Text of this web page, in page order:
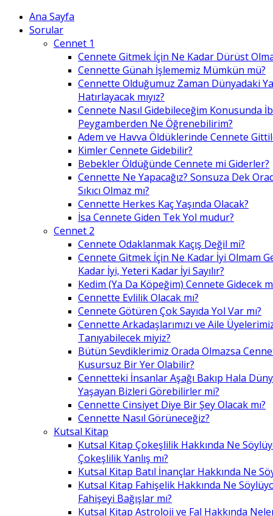
Ana Sayfa
Sorular
Cennet 1
Cennete Gitmek İçin Ne Kadar Dürüst
Cennette Günah İşlememiz Mümkün mü?
Cennette Olduğumuz Zaman Dünyadaki
Hatırlayacak mıyız?
Cennete Nasıl Gidebileceğim Konusunda
Peygamberden Ne Öğrenebilirim?
Adem ve Havva Öldüklerinde Cennete
Kimler Cennete Gidebilir?
Bebekler Öldüğünde Cennete mi Giderler?
Cennette Ne Yapacağız? Sonsuza Dek
Sıkıcı Olmaz mı?
Cennette Herkes Kaç Yaşında Olacak?
İsa Cennete Giden Tek Yol mudur?
Cennet 2
Cennete Odaklanmak Kaçış Değil mi?
Cennete Gitmek İçin Ne Kadar İyi Olmam
Kadar İyi, Yeteri Kadar İyi Sayılır?
Kedim (Ya Da Köpeğim) Cennete Gidecek
Cennette Evlilik Olacak mı?
Cennete Götüren Çok Sayıda Yol Var mı?
Cennette Arkadaşlarımızı ve Aile
Tanıyabilecek miyiz?
Bütün Sevdiklerimiz Orada Olmazsa
Kusursuz Bir Yer Olabilir?
Cennetteki İnsanlar Aşağı Bakıp Hala
Yaşayan Bizleri Görebilirler mi?
Cennette Cinsiyet Diye Bir Şey Olacak mı?
Cennette Nasıl Görüneceğiz?
Kutsal Kitap
Kutsal Kitap Çokeşlilik Hakkında Ne
Çokeşlilik Yanlış mı?
Kutsal Kitap Batıl İnançlar Hakkında Ne
Kutsal Kitap Fahişelik Hakkında Ne
Fahişeyi Bağışlar mı?
Kutsal Kitap Astroloji ve Fal Hakkında